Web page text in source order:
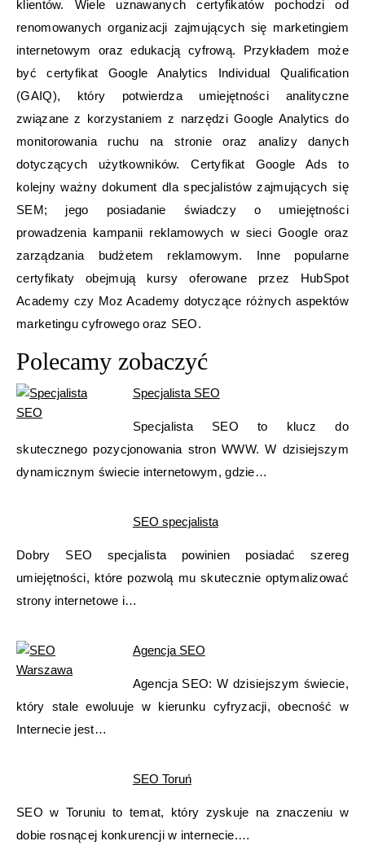
klientów. Wiele uznawanych certyfikatów pochodzi od
renomowanych organizacji zajmujących się marketingiem
internetowym oraz edukacją cyfrową. Przykładem może
być certyfikat Google Analytics Individual Qualification
(GAIQ), który potwierdza umiejętności analityczne
związane z korzystaniem z narzędzi Google Analytics do
monitorowania ruchu na stronie oraz analizy danych
dotyczących użytkowników. Certyfikat Google Ads to
kolejny ważny dokument dla specjalistów zajmujących się
SEM; jego posiadanie świadczy o umiejętności
prowadzenia kampanii reklamowych w sieci Google oraz
zarządzania budżetem reklamowym. Inne popularne
certyfikaty obejmują kursy oferowane przez HubSpot
Academy czy Moz Academy dotyczące różnych aspektów
marketingu cyfrowego oraz SEO.
Polecamy zobaczyć
Specjalista SEO
Specjalista SEO to klucz do
skutecznego pozycjonowania stron WWW. W dzisiejszym
dynamicznym świecie internetowym, gdzie…
SEO specjalista
Dobry SEO specjalista powinien posiadać szereg
umiejętności, które pozwolą mu skutecznie optymalizować
strony internetowe i…
Agencja SEO
Agencja SEO: W dzisiejszym świecie,
który stale ewoluuje w kierunku cyfryzacji, obecność w
Internecie jest…
SEO Toruń
SEO w Toruniu to temat, który zyskuje na znaczeniu w
dobie rosnącej konkurencji w internecie.…